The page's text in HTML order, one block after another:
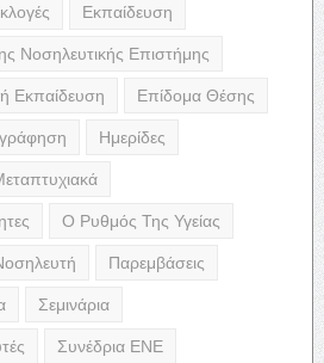
Εκπαίδευση
Νοσηλευτικής Επιστήμης
Εκπαίδευση Επίδομα Θέσης
Ημερίδες
Ο Ρυθμός Της Υγείας
Παρεμβάσεις
Σεμινάρια
Συνέδρια ΕΝΕ